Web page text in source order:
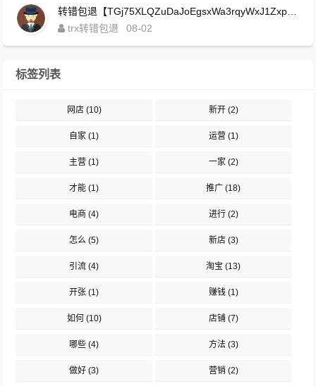
trx转错包退
08-02
标签列表
网店(10) 新开(2)
自家 (1) 运营 (1)
主营 (1) 一家(2)
才能 (1) 推广 (18)
电商 (4) 进行(2)
怎么 (5) 新店(3)
引流 (4) 淘宝 (13)
开张 (1) 赚钱(1)
如何 (10) 店铺(7)
哪些 (4) 方法(3)
做好 (3) 营销 (2)